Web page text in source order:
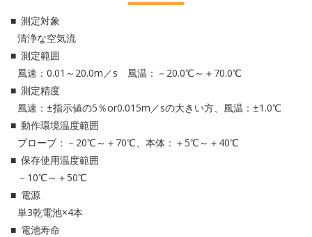
測定対象
清浄な空気流
測定範囲
風速：0.01～20.0m／s 風温：－20.0℃～＋70.0℃
測定精度
風速：±指示値の5％or0.015m／sの大きい方、風温：±1.0℃
動作環境温度範囲
プローブ：－20℃～＋70℃、本体：＋5℃～＋40℃
保存使用温度範囲
－10℃～＋50℃
電源
単3乾電池×4本
電池寿命